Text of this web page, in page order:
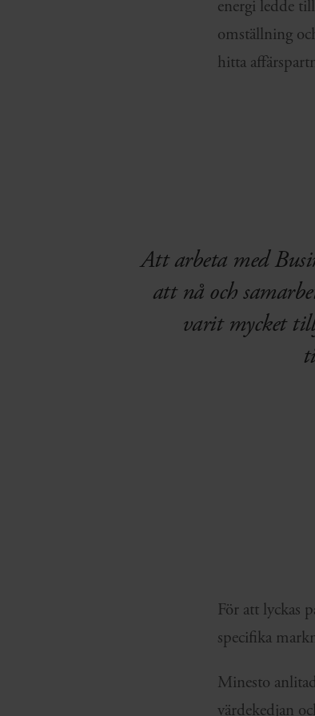
energi ledde
omställning
hitta
Att arbeta med
att nå och
varit mycket
För att lyckas
specifika
Minesto
värdekedjan